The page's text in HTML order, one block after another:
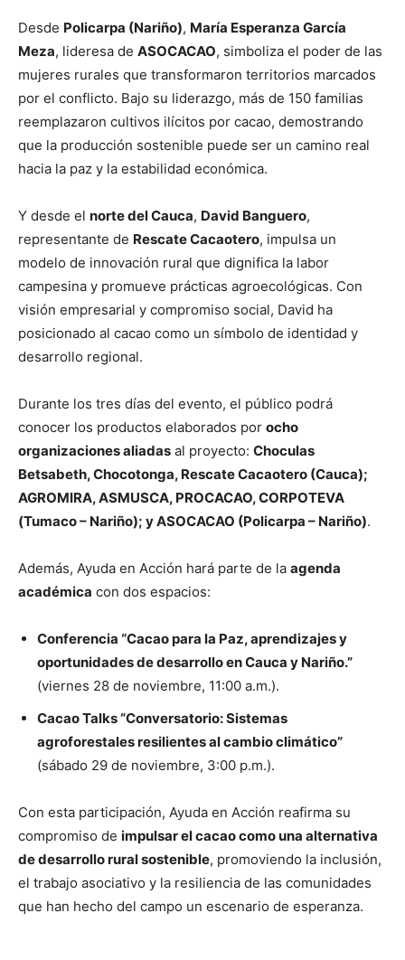
Desde Policarpa (Nariño), María Esperanza García
Meza, lideresa de ASOCACAO, simboliza el poder de las
mujeres rurales que transformaron territorios marcados
por el conflicto. Bajo su liderazgo, más de 150 familias
reemplazaron cultivos ilícitos por cacao, demostrando
que la producción sostenible puede ser un camino real
hacia la paz y la estabilidad económica.
Y desde el norte del Cauca, David Banguero,
representante de Rescate Cacaotero, impulsa un
modelo de innovación rural que dignifica la labor
campesina y promueve prácticas agroecológicas. Con
visión empresarial y compromiso social, David ha
posicionado al cacao como un símbolo de identidad y
desarrollo regional.
Durante los tres días del evento, el público podrá
conocer los productos elaborados por ocho
organizaciones aliadas al proyecto: Choculas
Betsabeth, Chocotonga, Rescate Cacaotero (Cauca);
AGROMIRA, ASMUSCA, PROCACAO, CORPOTEVA
(Tumaco – Nariño); y ASOCACAO (Policarpa – Nariño).
Además, Ayuda en Acción hará parte de la agenda
académica con dos espacios:
Conferencia “Cacao para la Paz, aprendizajes y
oportunidades de desarrollo en Cauca y Nariño.”
(viernes 28 de noviembre, 11:00 a.m.).
Cacao Talks “Conversatorio:Sistemas
agroforestales resilientes al cambio climático”
(sábado 29 de noviembre, 3:00 p.m.).
Con esta participación, Ayuda en Acción reafirma su
compromiso de impulsar el cacao como una alternativa
de desarrollo rural sostenible, promoviendo la inclusión,
el trabajo asociativo y la resiliencia de las comunidades
que han hecho del campo un escenario de esperanza.